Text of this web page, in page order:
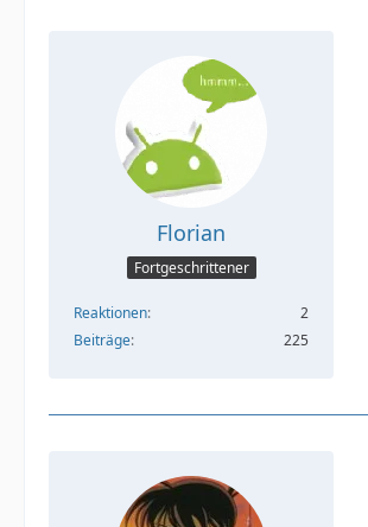
Florian
Fortgeschrittener
Reaktionen
2
Beiträge
225